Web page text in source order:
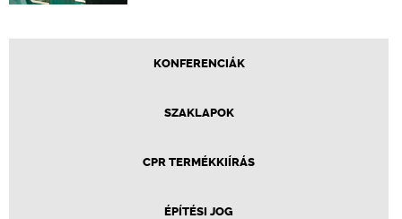
KONFERENCIÁK
SZAKLAPOK
CPR TERMÉKKIÍRÁS
ÉPÍTÉSI JOG